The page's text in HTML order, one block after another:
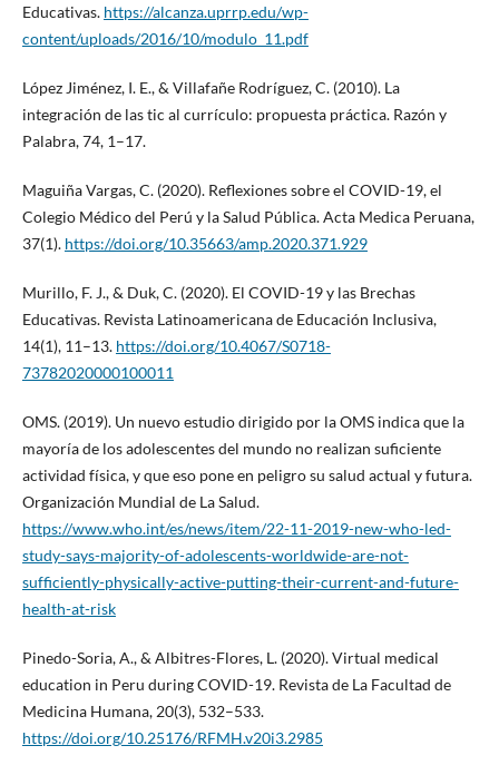
Educativas. https://alcanza.uprrp.edu/wp-
content/uploads/2016/10/modulo_11.pdf
López Jiménez, I. E., & Villafañe Rodríguez, C. (2010). La
integración de las tic al currículo: propuesta práctica. Razón y
Palabra, 74, 1–17.
Maguiña Vargas, C. (2020). Reflexiones sobre el COVID-19, el
Colegio Médico del Perú y la Salud Pública. Acta Medica Peruana,
37(1). https://doi.org/10.35663/amp.2020.371.929
Murillo, F. J., & Duk, C. (2020). El COVID-19 y las Brechas
Educativas. Revista Latinoamericana de Educación Inclusiva,
14(1), 11–13. https://doi.org/10.4067/S0718-
73782020000100011
OMS. (2019). Un nuevo estudio dirigido por la OMS indica que la
mayoría de los adolescentes del mundo no realizan suficiente
actividad física, y que eso pone en peligro su salud actual y futura.
Organización Mundial de La Salud.
https://www.who.int/es/news/item/22-11-2019-new-who-led-
study-says-majority-of-adolescents-worldwide-are-not-
sufficiently-physically-active-putting-their-current-and-future-
health-at-risk
Pinedo-Soria, A., & Albitres-Flores, L. (2020). Virtual medical
education in Peru during COVID-19. Revista de La Facultad de
Medicina Humana, 20(3), 532–533.
https://doi.org/10.25176/RFMH.v20i3.2985